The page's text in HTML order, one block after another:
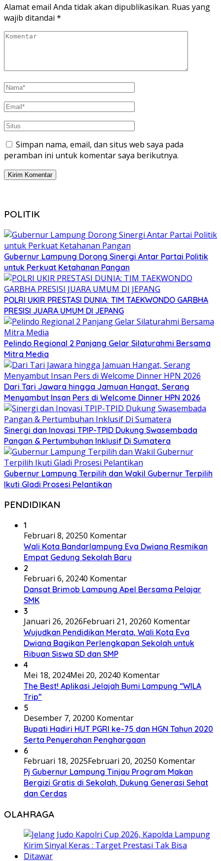
Alamat email Anda tidak akan dipublikasikan. Ruas yang
wajib ditandai *
Simpan nama, email, dan situs web saya pada
peramban ini untuk komentar saya berikutnya.
POLITIK
Gubernur Lampung Dorong Sinergi Antar Partai Politik
untuk Perkuat Ketahanan Pangan
POLRI UKIR PRESTASI DUNIA: TIM TAEKWONDO GARBHA
PRESISI JUARA UMUM DI JEPANG
Pelindo Regional 2 Panjang Gelar Silaturahmi Bersama
Mitra Media
Dari Tari Jawara hingga Jamuan Hangat, Serang
Menyambut Insan Pers di Welcome Dinner HPN 2026
Sinergi dan Inovasi TPIP-TPID Dukung Swasembada
Pangan & Pertumbuhan Inklusif Di Sumatera
Gubernur Lampung Terpilih dan Wakil Gubernur Terpilih
Ikuti Gladi Prosesi Pelantikan
PENDIDIKAN
1
Februari 8, 20250 Komentar
Wali Kota Bandarlampung Eva Dwiana Resmikan
Empat Gedung Sekolah Baru
2
Februari 6, 20240 Komentar
Dansat Brimob Lampung Apel Bersama Pelajar
SMK
3
Januari 26, 2026Februari 21, 20260 Komentar
Wujudkan Pendidikan Merata, Wali Kota Eva
Dwiana Bagikan Perlengkapan Sekolah untuk
Ribuan Siswa SD dan SMP
4
Mei 18, 2024Mei 20, 20240 Komentar
The Best! Aplikasi Jelajah Bumi Lampung “WILA
Trip”
5
Desember 7, 20200 Komentar
Bupati Hadiri HUT PGRI ke-75 dan HGN Tahun 2020
Serta Penyerahan Penghargaan
6
Februari 18, 2025Februari 20, 20250 Komentar
Pj Gubernur Lampung Tinjau Program Makan
Bergizi Gratis di Sekolah, Dukung Generasi Sehat
dan Cerdas
OLAHRAGA